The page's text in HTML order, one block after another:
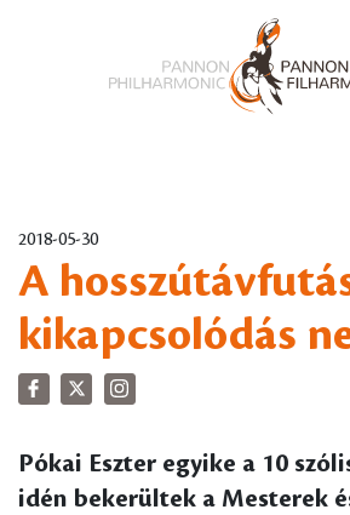
2018-05-30
A
kikapcsolódás
Pókai Eszter egyike a 10
idén bekerültek a Mesterek